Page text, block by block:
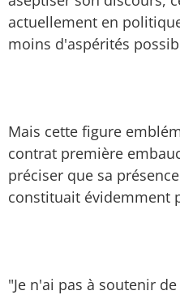
actuellement en
moins d'aspérités
Mais cette figure
contrat première
préciser que sa
constituait évidemment
"Je n'ai pas à soutenir